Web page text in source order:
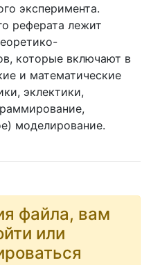
эксперимента.
реферата лежит
которые включают в
и математические
эклектики,
моделирование.
файла, вам
или